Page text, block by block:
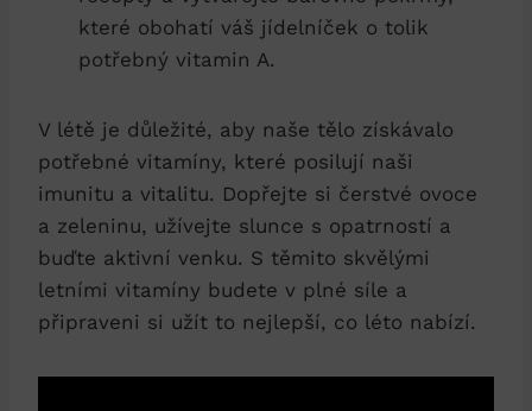
které obohatí váš jídelníček o tolik
potřebný vitamin A.
V létě je důležité, aby naše tělo získávalo
potřebné vitamíny, které posilují naši
imunitu a vitalitu. Dopřejte si čerstvé ovoce
a zeleninu, užívejte slunce s opatrností a
buďte aktivní venku. S těmito skvělými
letními vitamíny budete v plné síle a
připraveni si užít to nejlepší, co léto nabízí.